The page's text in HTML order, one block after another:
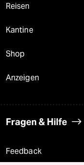
Reisen
Kantine
Shop
Anzeigen
Fragen & Hilfe
Feedback